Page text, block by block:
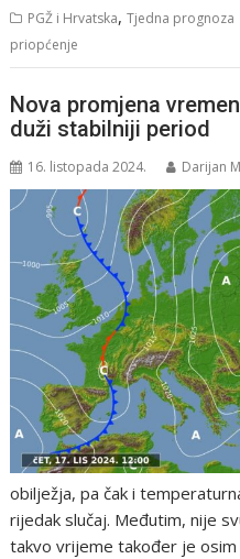
PGŽ i Hrvatska,Tjedna prognoza
priopćenje
Nova promjena
duži stabilniji period
16. listopada 2024. Darijan
obilježja, pa čak i
rijedak slučaj. Međutim, nije
takvo vrijeme također je